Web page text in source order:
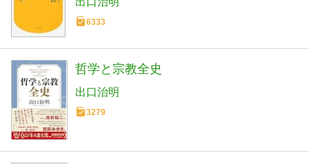
6333
哲学と宗教全史
出口治明
3279